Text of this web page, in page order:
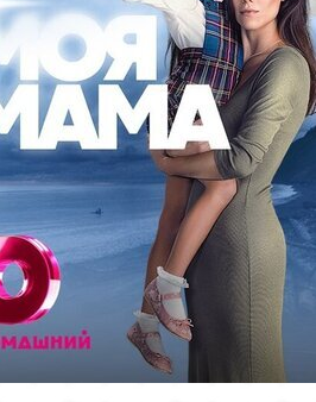
62 серия
63 серия
66 серия
67 серия
70 серия
71 серия
74 серия
75 серия
78 серия
79 серия
82 серия
83 серия